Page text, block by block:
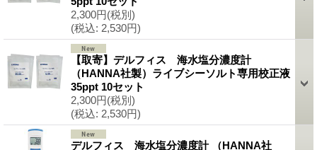
2,300円(税別)
(税込: 2,530円)
【取寄】デルフィス 海水塩分濃度計
（HANNA社製）ライブシーソルト専用校正液
35ppt 10セット
2,300円(税別)
(税込: 2,530円)
デルフィス 海水塩分濃度計 （HANNA社